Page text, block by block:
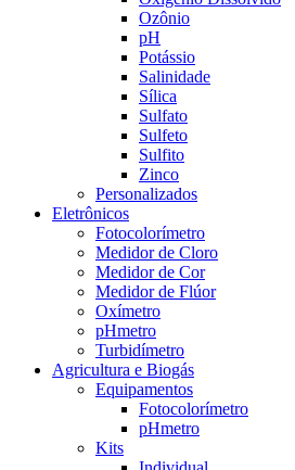
Ozônio
pH
Potássio
Salinidade
Sílica
Sulfato
Sulfeto
Sulfito
Zinco
Personalizados
Eletrônicos
Fotocolorímetro
Medidor de Cloro
Medidor de Cor
Medidor de Flúor
Oxímetro
pHmetro
Turbidímetro
Agricultura e Biogás
Equipamentos
Fotocolorímetro
pHmetro
Kits